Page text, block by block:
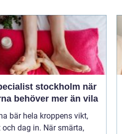
stockholm när
behöver mer än vila
bär hela kroppens vikt,
och dag in. När smärta,